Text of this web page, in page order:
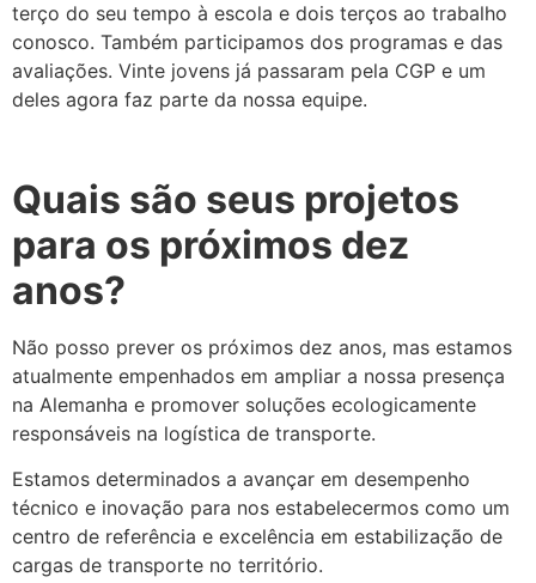
terço do seu tempo à escola e dois terços ao trabalho
conosco. Também participamos dos programas e das
avaliações. Vinte jovens já passaram pela CGP e um
deles agora faz parte da nossa equipe.
Quais são seus projetos
para os próximos dez
anos?
Não posso prever os próximos dez anos, mas estamos
atualmente empenhados em ampliar a nossa presença
na Alemanha e promover soluções ecologicamente
responsáveis na logística de transporte.
Estamos determinados a avançar em desempenho
técnico e inovação para nos estabelecermos como um
centro de referência e excelência em estabilização de
cargas de transporte no território.